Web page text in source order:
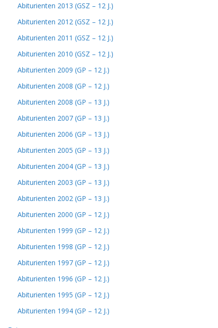
Abiturienten 2013 (GSZ – 12 J.)
Abiturienten 2012 (GSZ – 12 J.)
Abiturienten 2011 (GSZ – 12 J.)
Abiturienten 2010 (GSZ – 12 J.)
Abiturienten 2009 (GP – 12 J.)
Abiturienten 2008 (GP – 12 J.)
Abiturienten 2008 (GP – 13 J.)
Abiturienten 2007 (GP – 13 J.)
Abiturienten 2006 (GP – 13 J.)
Abiturienten 2005 (GP – 13 J.)
Abiturienten 2004 (GP – 13 J.)
Abiturienten 2003 (GP – 13 J.)
Abiturienten 2002 (GP – 13 J.)
Abiturienten 2000 (GP – 12 J.)
Abiturienten 1999 (GP – 12 J.)
Abiturienten 1998 (GP – 12 J.)
Abiturienten 1997 (GP – 12 J.)
Abiturienten 1996 (GP – 12 J.)
Abiturienten 1995 (GP – 12 J.)
Abiturienten 1994 (GP – 12 J.)